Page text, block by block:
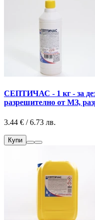
СЕПТИЧАС - 1 кг - за
разрешително от МЗ,
3.44 € / 6.73 лв.
Купи